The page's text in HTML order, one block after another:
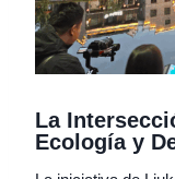
La
Ecología y